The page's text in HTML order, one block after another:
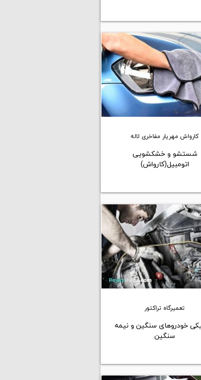
کارواش مهریار مفاخری لاله
شستشو و خشکشویی
اتومبیل(کارواش)
تعمیرگاه تراکتور
خودروهای سنگین و نیمه
سنگین